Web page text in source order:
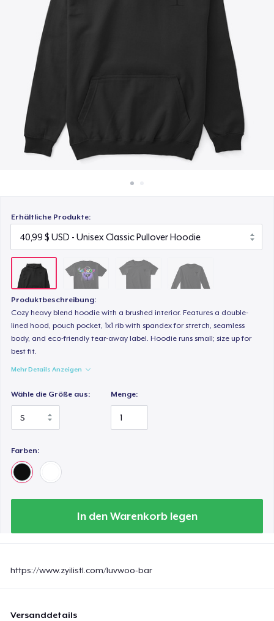
Erhältliche Produkte:
Produktbeschreibung:
Cozy heavy blend hoodie with a brushed interior. Features a double-
lined hood, pouch pocket, 1x1 rib with spandex for stretch, seamless
body, and eco-friendly tear-away label. Hoodie runs small; size up for
best fit.
Mehr Details Anzeigen
Wähle die Größe aus: Menge:
Farben:
In den Warenkorb legen
https://www.zyilistl.com/luvwoo-bar
Versanddetails